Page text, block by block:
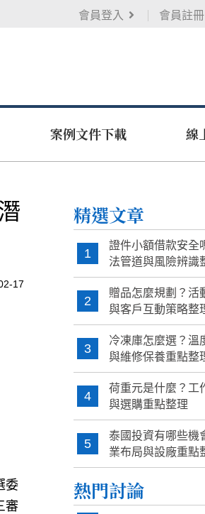
會員登入 會員註冊
案例文件下載 線
17
委
審
精選文章
1
證件小額借款安全
法管道與風險辨識
2
贈品怎麼規劃？活
與客戶互動策略整
3
冷凍庫怎麼選？溫
與維修保養重點整
4
荷重元是什麼？工
與選購重點整理
5
泰國投資有哪些機
業布局與設廠重點
熱門討論